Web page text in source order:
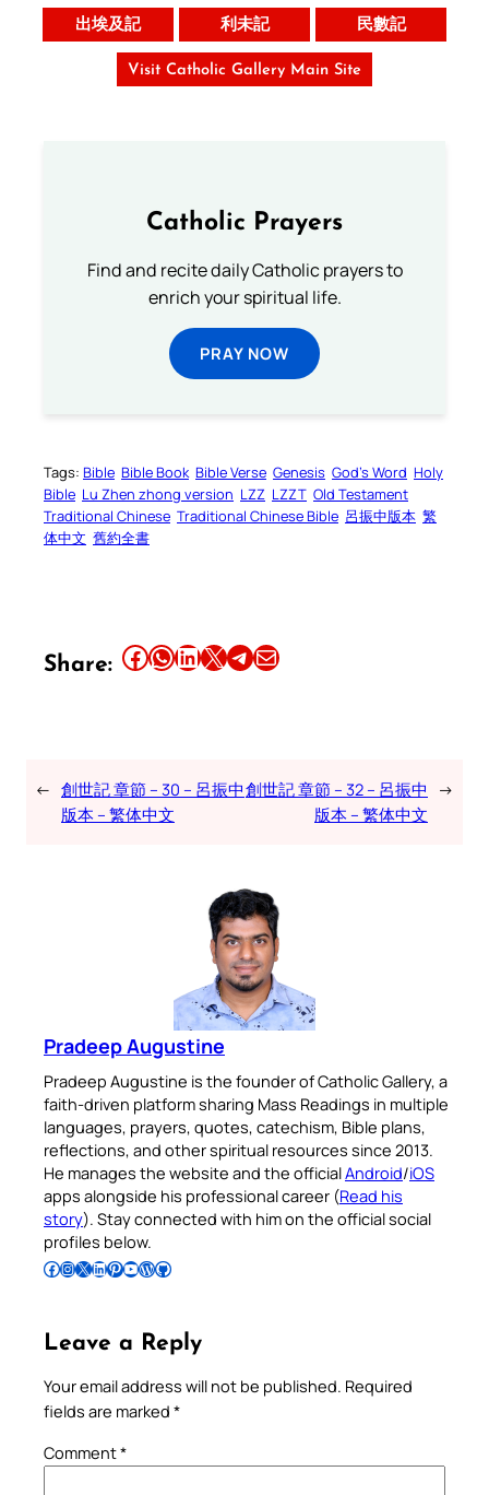
出埃及記 利未記 民數記
Visit Catholic Gallery Main Site
Catholic Prayers
Find and recite daily Catholic prayers to
enrich your spiritual life.
PRAY NOW
Tags: Bible Bible Book Bible Verse Genesis God’s Word Holy
Bible Lu Zhen zhong version LZZ LZZT Old Testament
Traditional Chinese Traditional Chinese Bible 呂振中版本 繁
体中文 舊約全書
Share: Share this article on Facebook Share this article on WhatsApp Share this article on LinkedIn Share this article on X Share this article on TelegramEmail this Article
← 創世記 章節 – 30 – 呂振中
版本 – 繁体中文
創世記 章節 – 32 – 呂振中
版本 – 繁体中文
→
Pradeep Augustine
Pradeep Augustine is the founder of Catholic Gallery, a
faith-driven platform sharing Mass Readings in multiple
languages, prayers, quotes, catechism, Bible plans,
reflections, and other spiritual resources since 2013.
He manages the website and the officialAndroid/iOS
apps alongside his professional career (Read his
story). Stay connected with him on the official social
profiles below.
Follow Pradeep on Facebook Follow Pradeep on InstagramFollow Pradeep on X Follow Pradeep on LinkedIn Follow Pradeep on Pinterest Subscribe to Pradeep’s Youtube Channel Follow Pradeep on WordPress Follow Pradeep on GitHub
Leave a Reply
Your email address will not be published. Required
fields are marked *
Comment*